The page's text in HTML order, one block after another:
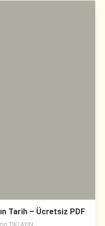
Tarih – Ücretsiz PDF
TIKLAYIN